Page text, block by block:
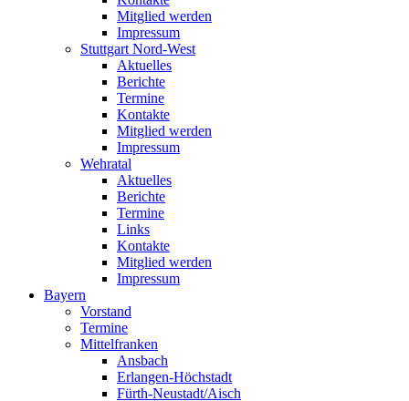
Mitglied werden
Impressum
Stuttgart Nord-West
Aktuelles
Berichte
Termine
Kontakte
Mitglied werden
Impressum
Wehratal
Aktuelles
Berichte
Termine
Links
Kontakte
Mitglied werden
Impressum
Bayern
Vorstand
Termine
Mittelfranken
Ansbach
Erlangen-Höchstadt
Fürth-Neustadt/Aisch